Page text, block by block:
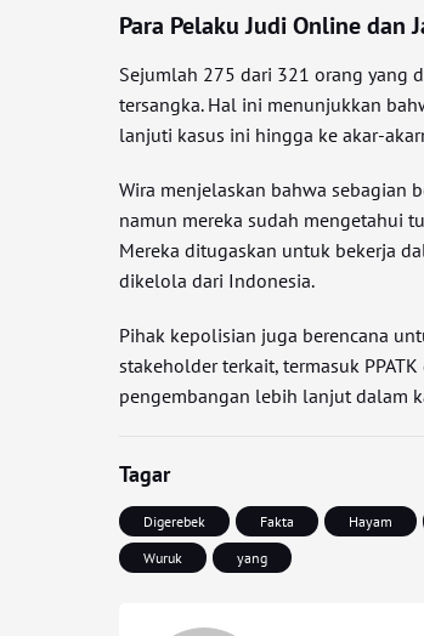
Para Pelaku Judi Online dan
Sejumlah 275 dari 321 orang yang
tersangka. Hal ini menunjukkan
lanjuti kasus ini hingga ke akar-
Wira menjelaskan bahwa sebagian
namun mereka sudah mengetahui
Mereka ditugaskan untuk bekerja
dikelola dari Indonesia.
Pihak kepolisian juga berencana
stakeholder terkait, termasuk
pengembangan lebih lanjut dalam
Tagar
Digerebek Fakta Hayam
Wuruk
yang